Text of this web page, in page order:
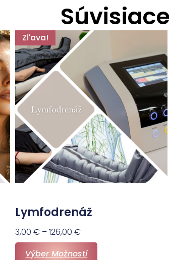
Zľava!
Lymfodrenáž
3,00€ –126,00€
Výber Možností